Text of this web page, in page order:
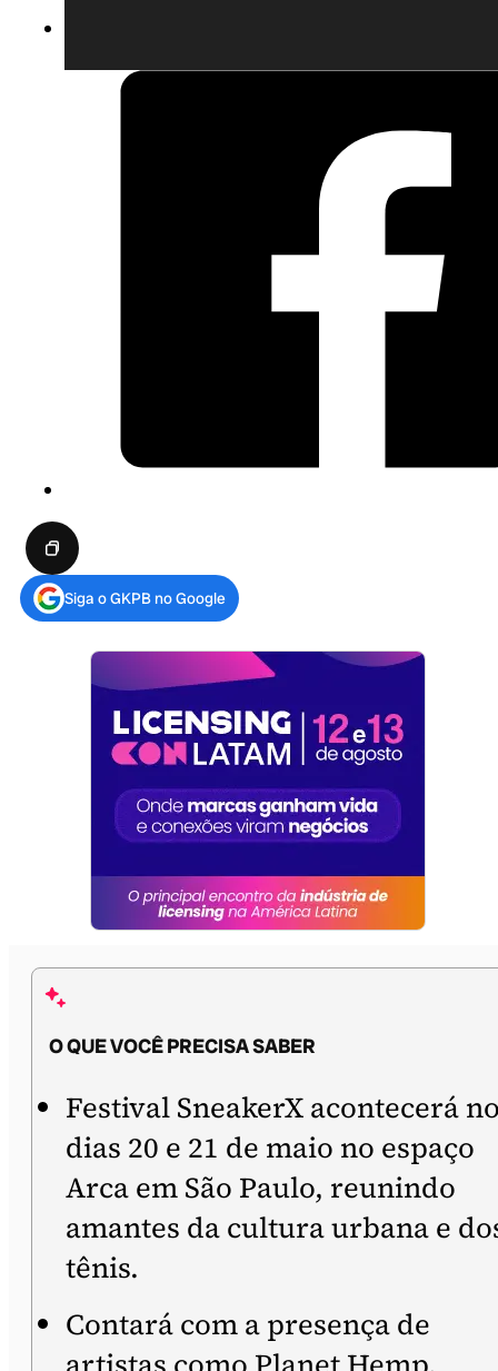
Siga o GKPB no Google
O QUE VOCÊ PRECISA SABER
Festival SneakerX acontecerá
dias 20 e 21 de maio no espaço
Arca em São Paulo, reunindo
amantes da cultura urbana e
tênis.
Contará com a presença de